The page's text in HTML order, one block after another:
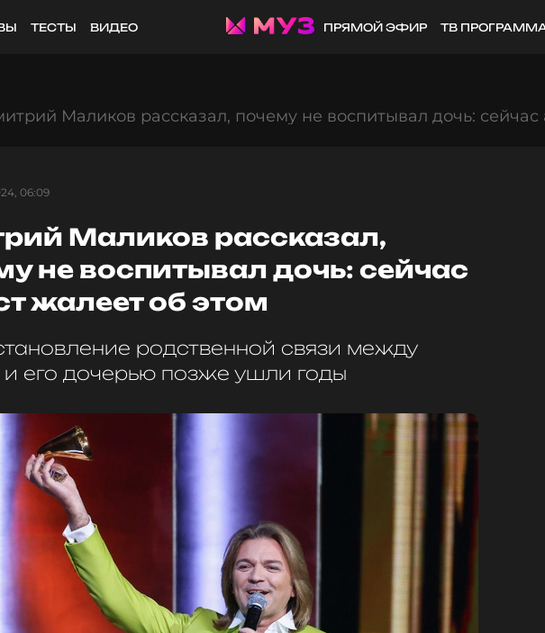
ТЕСТЫ ВИДЕО ПРЯМОЙ ЭФИР ТВ
Маликов рассказал, почему не воспитывал дочь: сейчас
06:09
Маликов рассказал,
не воспитывал дочь: сейчас
жалеет об этом
родственной связи между
его дочерью позже ушли годы